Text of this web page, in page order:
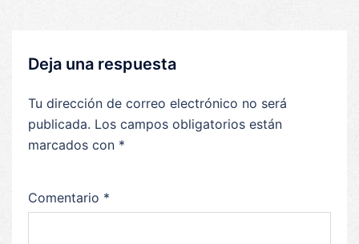
Deja una respuesta
Tu dirección de correo electrónico no será
publicada. Los campos obligatorios están
marcados con *
Comentario *